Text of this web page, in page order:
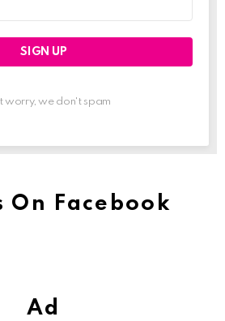
worry, we don't spam
On Facebook
Ad